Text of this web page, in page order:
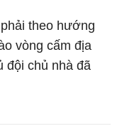
theo hướng
vòng cấm địa
đội chủ nhà đã